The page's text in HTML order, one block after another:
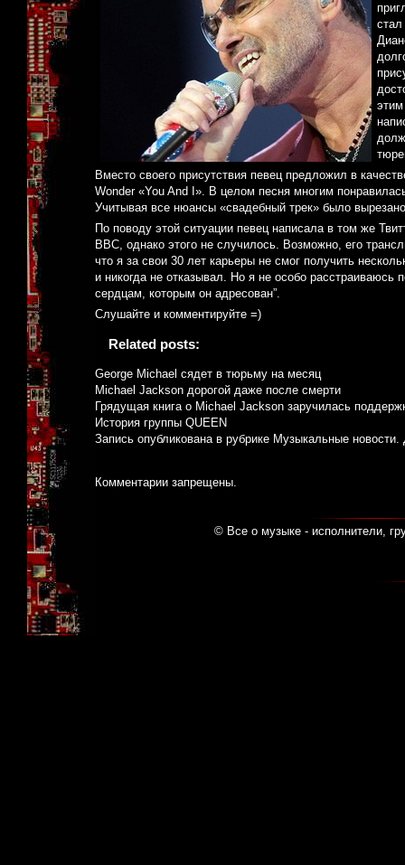
Вместо своего присутствия певец предложил в
Wonder «You And I». В целом песня многим
Учитывая все нюансы «свадебный трек» было
По поводу этой ситуации певец написала в том же
BBC, однако этого не случилось. Возможно, его
что я за свои 30 лет карьеры не смог получить
и никогда не отказывал. Но я не особо
сердцам, которым он адресован”.
Слушайте и комментируйте =)
Related posts:
George Michael сядет в тюрьму на месяц
Michael Jackson дорогой даже после смерти
Грядущая книга о Michael Jackson заручилась
История группы QUEEN
Запись опубликована в рубрике Музыкальные новости.
Комментарии запрещены.
© Все о музыке - исполнители,